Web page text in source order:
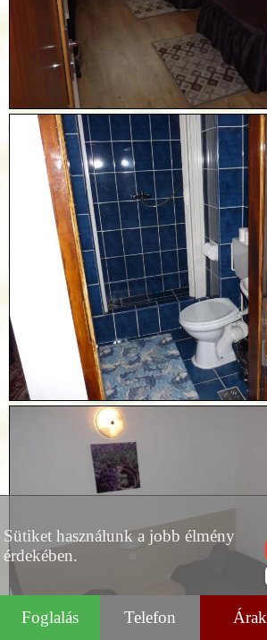
Foglalás Telefon Árak
Sütiket használunk a jobb élmény
érdekében.